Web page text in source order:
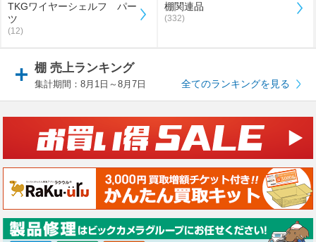
TKGワイヤーシェルフ パー
ツ
(12)
棚関連品
(332)
棚 売上ランキング
集計期間：8月1日～8月7日 全てのランキングを見る